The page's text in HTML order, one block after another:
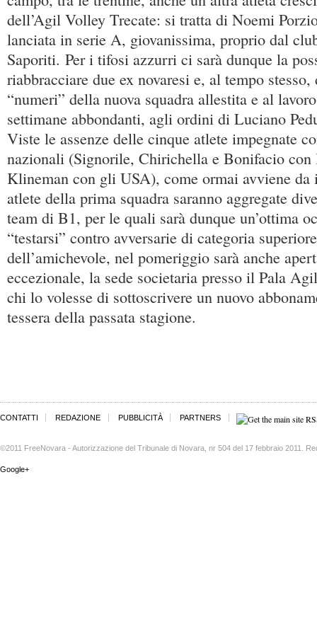
dell’Agil Volley Trecate: si tratta di Noemi
lanciata in serie A, giovanissima, proprio dal
Saporiti. Per i tifosi azzurri ci sarà dunque la
riabbracciare due ex novaresi e, al tempo
“numeri” della nuova squadra allestita e al
settimane abbondanti, agli ordini di Luciano
Viste le assenze delle cinque atlete impegnate
nazionali (Signorile, Chirichella e Bonifacio
Klineman con gli USA), come ormai avviene
atlete della prima squadra saranno aggregate
team di B1, per le quali sarà dunque un’ottima
“testarsi” contro avversarie di categoria
dell’amichevole, nel pomeriggio sarà anche
eccezionale, la sede societaria presso il Pala
chi lo volesse di sottoscrivere un nuovo
tessera della passata stagione.
CONTATTI REDAZIONE PUBBLICITÀ PARTNERS
©2011 FreeNovara - Autorizzazione del Tribunale di Novara, nr 504 del 17 febbraio 2011.
Google+